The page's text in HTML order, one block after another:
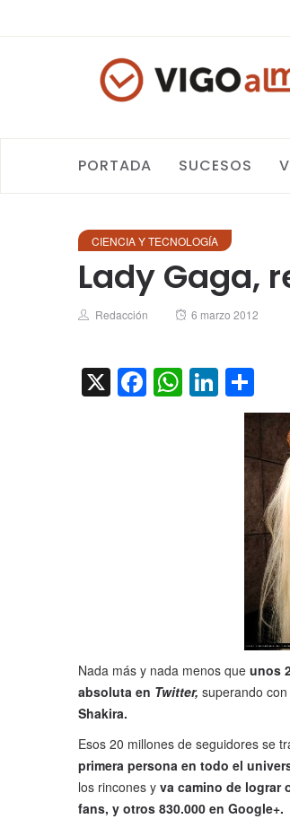
PORTADA SUCESOS
CIENCIA Y TECNOLOGÍA
Lady Gaga,
Author
Redacción
Posted
6 marzo 2012
X Facebook
Nada más y nada menos que unos
absoluta en Twitter, superando
Shakira.
Esos 20 millones de seguidores se
primera persona en todo el
los rincones y va camino de lograr
fans, y otros 830.000 en Google+.